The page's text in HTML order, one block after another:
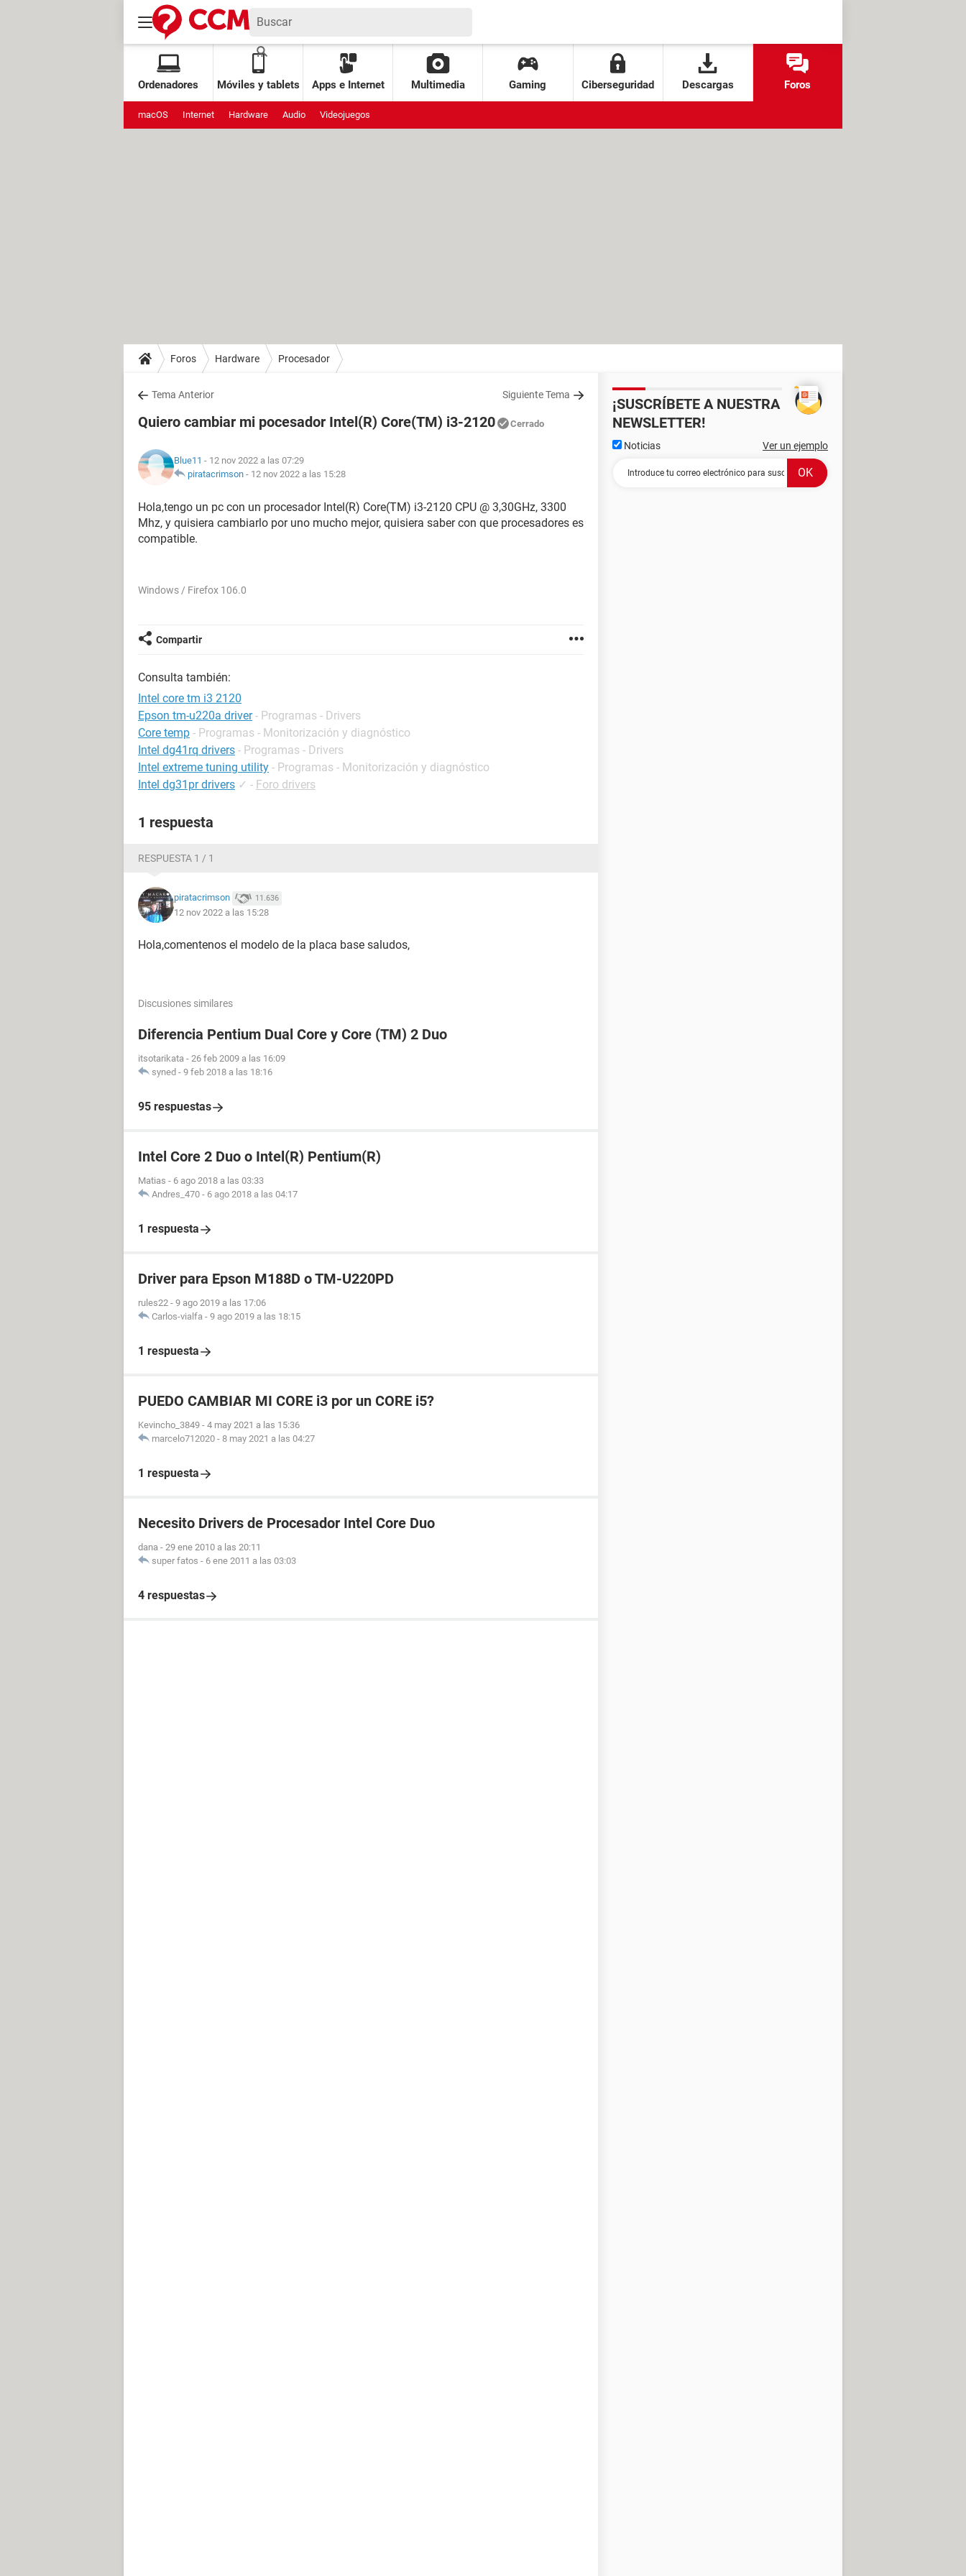
Ordenadores Móviles y tablets Apps e Internet Multimedia Gaming Ciberseguridad Descargas Foros
macOS Internet Hardware Audio Videojuegos
Foros Hardware Procesador
Tema Anterior Siguiente Tema
Quiero cambiar mi pocesador Intel(R) Core(TM) i3-2120 Cerrado
Blue11 - 12 nov 2022 a las 07:29
piratacrimson - 12 nov 2022 a las 15:28
Hola,tengo un pc con un procesador Intel(R) Core(TM) i3-2120 CPU @ 3,30GHz, 3300
Mhz, y quisiera cambiarlo por uno mucho mejor, quisiera saber con que procesadores es
compatible.
Windows / Firefox 106.0
Compartir
Consulta también:
Intel core tm i3 2120
Epson tm-u220a driver - Programas - Drivers
Core temp - Programas - Monitorización y diagnóstico
Intel dg41rq drivers - Programas - Drivers
Intel extreme tuning utility - Programas - Monitorización y diagnóstico
Intel dg31pr drivers ✓ - Foro drivers
1 respuesta
RESPUESTA 1 / 1
piratacrimson 11.636
12 nov 2022 a las 15:28
Hola,comentenos el modelo de la placa base saludos,
Discusiones similares
Diferencia Pentium Dual Core y Core (TM) 2 Duo
itsotarikata - 26 feb 2009 a las 16:09
syned - 9 feb 2018 a las 18:16
95 respuestas
Intel Core 2 Duo o Intel(R) Pentium(R)
Matias - 6 ago 2018 a las 03:33
Andres_470 - 6 ago 2018 a las 04:17
1 respuesta
Driver para Epson M188D o TM-U220PD
rules22 - 9 ago 2019 a las 17:06
Carlos-vialfa - 9 ago 2019 a las 18:15
1 respuesta
PUEDO CAMBIAR MI CORE i3 por un CORE i5?
Kevincho_3849 - 4 may 2021 a las 15:36
marcelo712020 - 8 may 2021 a las 04:27
1 respuesta
Necesito Drivers de Procesador Intel Core Duo
dana - 29 ene 2010 a las 20:11
super fatos - 6 ene 2011 a las 03:03
4 respuestas
¡SUSCRÍBETE A NUESTRA
NEWSLETTER!
Noticias Ver un ejemplo